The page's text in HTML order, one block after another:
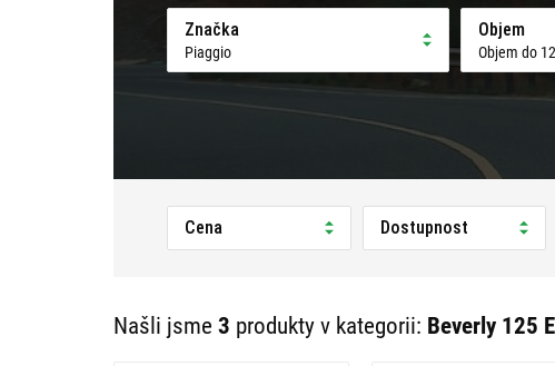
Značka
Piaggio
Objem
Objem do
Cena Dostupnost
Našli jsme 3 produkty v kategorii: Beverly 125